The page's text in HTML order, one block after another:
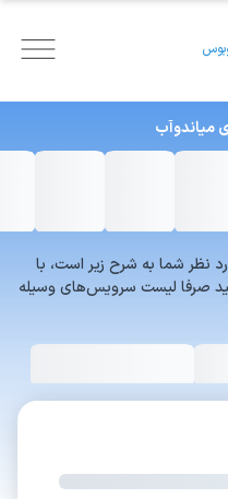
میاندوآب
برای مسیر مورد نظر شما به شرح زیر است، با
صرفا لیست سرویس‌های وسیله